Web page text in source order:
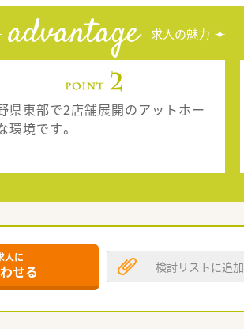
advantage 求人の魅力
県東部で2店舗展開のアットホー
環境です。
人に
せる 検討リストに追加